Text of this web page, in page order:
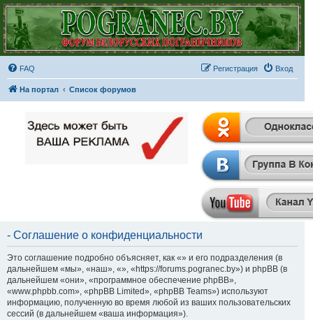
FAQ Вход
Регистрация
На портал Список форумов
- Соглашение о конфиденциальности
Это соглашение подробно объясняет, как «» и его подразделения (в
дальнейшем «мы», «наш», «», «https://forums.pogranec.by») и phpBB (в
дальнейшем «они», «программное обеспечение phpBB»,
«www.phpbb.com», «phpBB Limited», «phpBB Teams») используют
информацию, полученную во время любой из ваших пользовательских
сессий (в дальнейшем «ваша информация»).